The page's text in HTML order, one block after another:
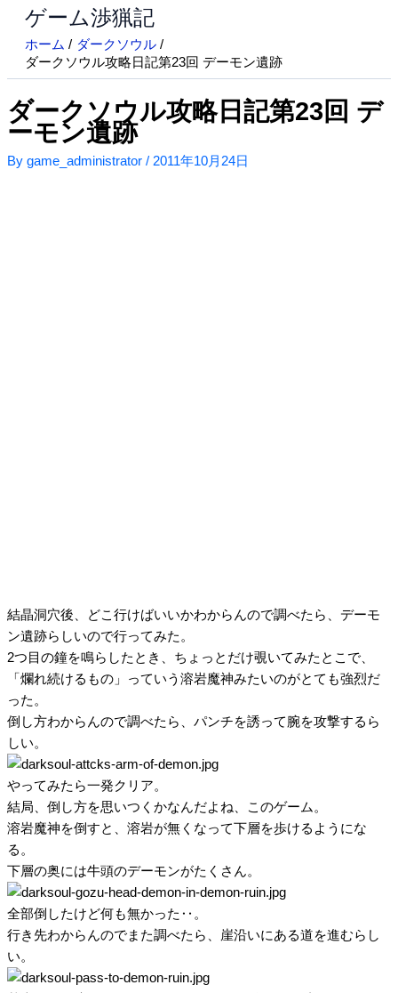
ス
キ
ッ
ゲーム渉猟記
ホーム
ダークソウル
ダークソウル攻略日記第23回 デーモン遺跡
ダークソウル攻略日記第23回 デ
ーモン遺跡
By game_administrator / 2011年10月24日
結晶洞穴後、どこ行けばいいかわからんので調べたら、デーモ
ン遺跡らしいので行ってみた。
2つ目の鐘を鳴らしたとき、ちょっとだけ覗いてみたとこで、
「爛れ続けるもの」っていう溶岩魔神みたいのがとても強烈だ
った。
倒し方わからんので調べたら、パンチを誘って腕を攻撃するら
しい。
やってみたら一発クリア。
結局、倒し方を思いつくかなんだよね、このゲーム。
溶岩魔神を倒すと、溶岩が無くなって下層を歩けるようにな
る。
下層の奥には牛頭のデーモンがたくさん。
全部倒したけど何も無かった‥。
行き先わからんのでまた調べたら、崖沿いにある道を進むらし
い。